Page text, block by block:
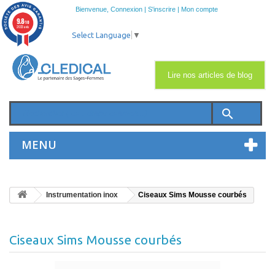
Bienvenue, Connexion | S'inscrire | Mon compte
search
MENU
Lire nos articles de blog
Select Language ▼
Instrumentation inox Ciseaux Sims Mousse courbés
Ciseaux Sims Mousse courbés
9.8/10
2033 avis